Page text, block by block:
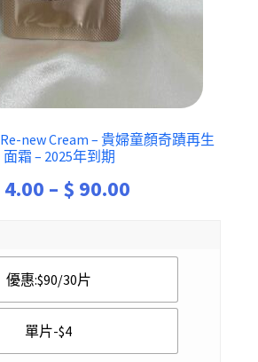
new Cream – 貴婦童顏奇蹟再生
面霜 – 2025年到期
4.00 – $ 90.00
$ 4.00
優惠:$90/30片
單片-$4